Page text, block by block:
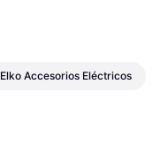
Elko Accesorios Eléctricos